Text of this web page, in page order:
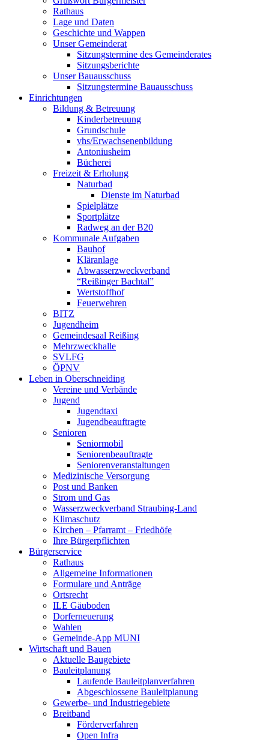
Rathaus
Lage und Daten
Geschichte und Wappen
Unser Gemeinderat
Sitzungstermine des Gemeinderates
Sitzungsberichte
Unser Bauausschuss
Sitzungstermine Bauausschuss
Einrichtungen
Bildung & Betreuung
Kinderbetreuung
Grundschule
vhs/Erwachsenenbildung
Antoniusheim
Bücherei
Freizeit & Erholung
Naturbad
Dienste im Naturbad
Spielplätze
Sportplätze
Radweg an der B20
Kommunale Aufgaben
Bauhof
Kläranlage
Abwasserzweckverband
“Reißinger Bachtal”
Wertstoffhof
Feuerwehren
BITZ
Jugendheim
Gemeindesaal Reißing
Mehrzweckhalle
SVLFG
ÖPNV
Leben in Oberschneiding
Vereine und Verbände
Jugend
Jugendtaxi
Jugendbeauftragte
Senioren
Seniormobil
Seniorenbeauftragte
Seniorenveranstaltungen
Medizinische Versorgung
Post und Banken
Strom und Gas
Wasserzweckverband Straubing-Land
Klimaschutz
Kirchen – Pfarramt – Friedhöfe
Ihre Bürgerpflichten
Bürgerservice
Rathaus
Allgemeine Informationen
Formulare und Anträge
Ortsrecht
ILE Gäuboden
Dorferneuerung
Wahlen
Gemeinde-App MUNI
Wirtschaft und Bauen
Aktuelle Baugebiete
Bauleitplanung
Laufende Bauleitplanverfahren
Abgeschlossene Bauleitplanung
Gewerbe- und Industriegebiete
Breitband
Förderverfahren
Open Infra